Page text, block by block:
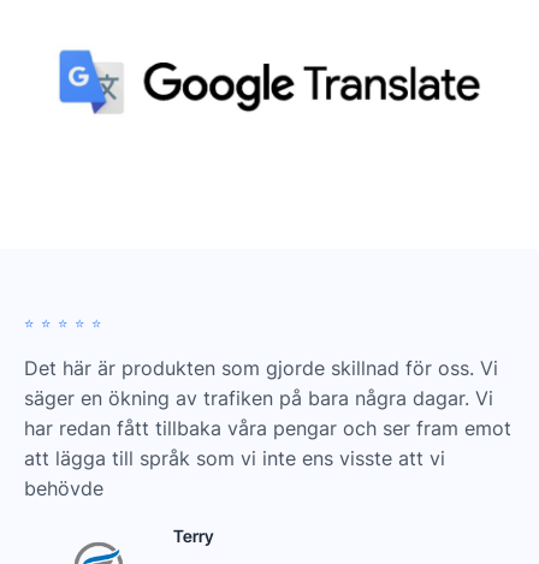
⭐️⭐️⭐️⭐️⭐️
Det här är produkten som gjorde skillnad för oss. Vi
säger en ökning av trafiken på bara några dagar. Vi
har redan fått tillbaka våra pengar och ser fram emot
att lägga till språk som vi inte ens visste att vi
behövde
Terry